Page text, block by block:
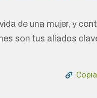
de una mujer, y
son tus aliados